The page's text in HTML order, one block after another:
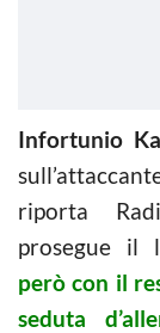
Infortunio
riporta
prosegue il
però con il
seduta